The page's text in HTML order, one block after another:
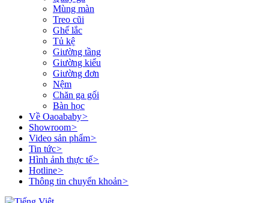
Mùng màn
Treo cũi
Ghế lắc
Tủ kệ
Giường tầng
Giường kiểu
Giường đơn
Nệm
Chăn ga gối
Bàn học
Về Oaoababy>
Showroom>
Video sản phẩm>
Tin tức>
Hình ảnh thực tế>
Hotline>
Thông tin chuyển khoản>